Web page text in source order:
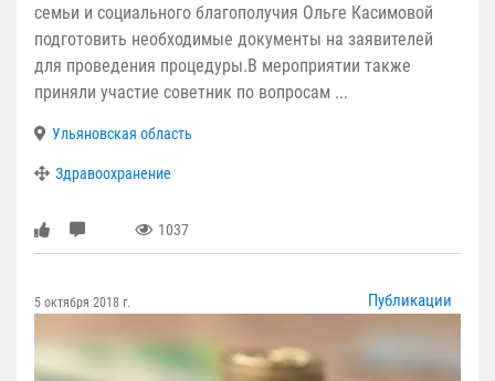
семьи и социального благополучия Ольге Касимовой
подготовить необходимые документы на заявителей
для проведения процедуры.В мероприятии также
приняли участие советник по вопросам ...
Ульяновская область
Здравоохранение
1037
5 октября 2018 г. Публикации